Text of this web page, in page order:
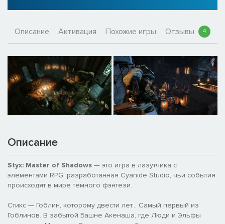
Описание Активация Похожие игры Отзывы 4
Описание
Styx: Master of Shadows — это игра в лазутчика с
элементами RPG, разработанная Cyanide Studio, чьи события
происходят в мире темного фэнтези.
Стикс — Гоблин, которому двести лет... Самый первый из
Гоблинов. В забытой Башне Акенаша, где Люди и Эльфы